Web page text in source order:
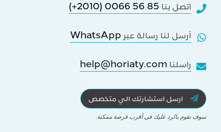
اتصل بنا (+2010) 0066 56 85
اَرسل لنا رسالة عبر WhatsApp
راسلنا help@horiaty.com
ارسل استشارتك الي متخصص
سوف نقوم بالرد عليك في أقرب فرصة ممكنة.